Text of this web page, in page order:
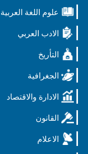
علوم اللغة العربية
الادب العربي
التأريخ
الجغرافية
الادارة والاقتصاد
القانون
الاعلام